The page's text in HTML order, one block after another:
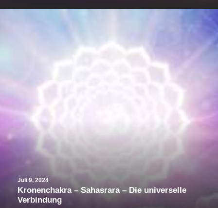
Juli 9, 2024
Kronenchakra – Sahasrara – Die universelle
Verbindung